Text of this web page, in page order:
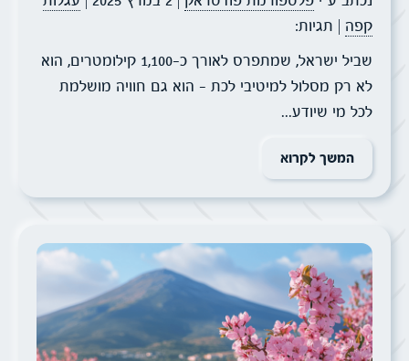
קפה | תגיות:
שביל ישראל, שמתפרס לאורך כ-1,100 קילומטרים, הוא
לא רק מסלול למיטיבי לכת – הוא גם חוויה מושלמת
לכל מי שיודע...
המשך לקרוא